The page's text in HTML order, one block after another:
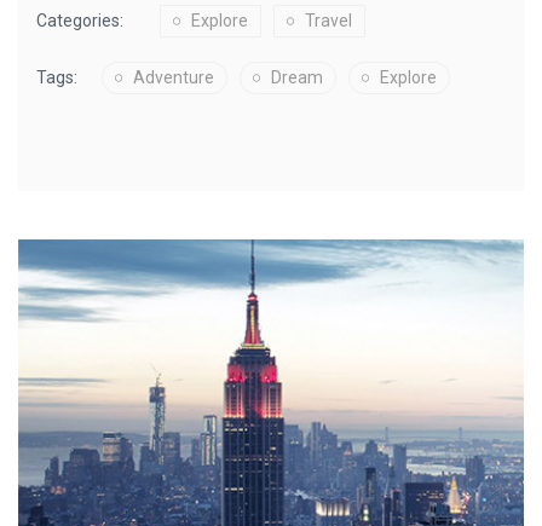
Categories: Explore Travel
Tags: Adventure Dream Explore